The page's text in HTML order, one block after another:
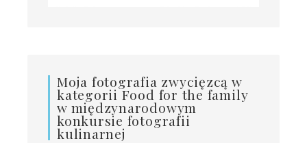
Moja fotografia zwycięzcą w
kategorii Food for the family
w międzynarodowym
konkursie fotografii
kulinarnej